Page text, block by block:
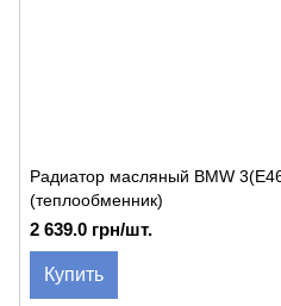
Радиатор масляный BMW
(теплообменник)
2 639.0 грн/шт.
Купить